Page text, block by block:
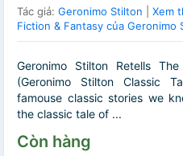
Tác giả: Geronimo Stilton
Xem
Fiction & Fantasy của Geronimo
Geronimo Stilton Retells
(Geronimo Stilton Classic
famouse classic stories we
the classic tale of ...
Còn hàng